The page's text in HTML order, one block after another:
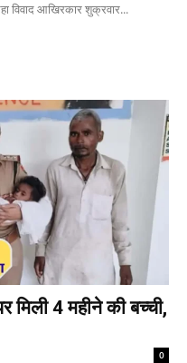
विवाद आखिरकार शुक्रवार...
4 महीने की बच्ची,
0